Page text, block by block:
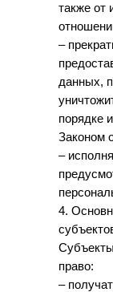
также от
–
данных,
порядке
Законом
–
4.
право:
–